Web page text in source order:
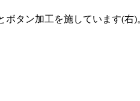
タン加工を施しています(右)